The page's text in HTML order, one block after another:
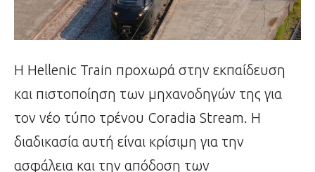
Η Hellenic Train προχωρά στην εκπαίδευση
και πιστοποίηση των μηχανοδηγών της για
τον νέο τύπο τρένου Coradia Stream. Η
διαδικασία αυτή είναι κρίσιμη για την
ασφάλεια και την απόδοση των